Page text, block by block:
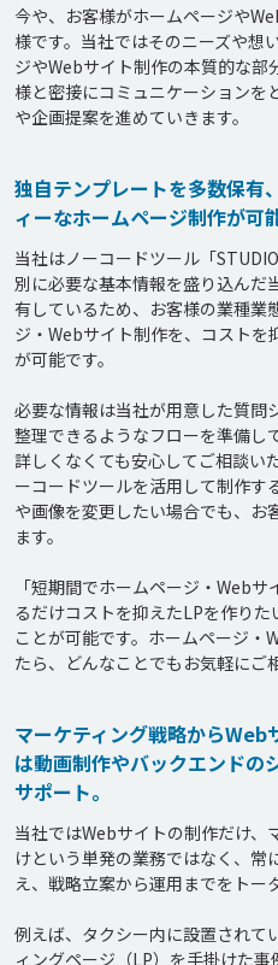
今や、お客様がホームページや
様です。当社ではそのニーズや想
ジやWebサイト制作の本質的な
様と密接にコミュニケーションを
独自テンプレートを多数保有
ィーなホームページ制作が可
当社はノーコードツール「
別に必要な基本情報を盛り込んだ
有しているため、お客様の業種業
ジ・Webサイト制作を、コストを
が可能です。
必要な情報は当社が用意した質問
整理できるようなフローを準備し
詳しくなくても安心してご相談い
ーコードツールを活用して制作す
や画像を変更したい場合でも、お
ます。
「短期間でホームページ・Web
るだけコストを抑えたLPを作り
ことが可能です。ホームページ・
マーケティング戦略からWeb
は動画制作やバックエンドの
サポート。
当社ではWebサイトの制作だけ、
けという単発の業務ではなく、常
え、戦略立案から運用までをトー
例えば、タクシー内に設置されて
ィングページ（LP）を手掛けた